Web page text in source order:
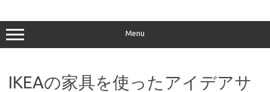
Menu
IKEAの家具を使ったアイデアサ